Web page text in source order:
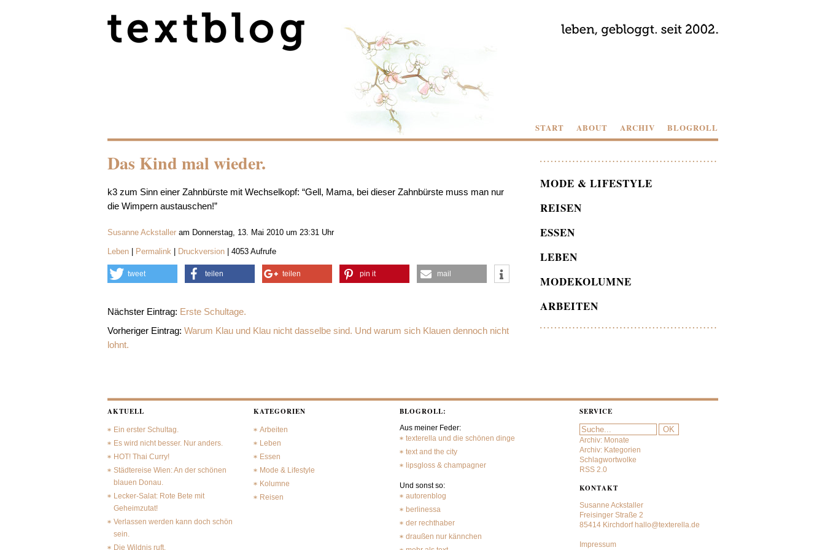
START ABOUT ARCHIV BLOGROLL
Das Kind mal wieder.
k3 zum Sinn einer Zahnbürste mit Wechselkopf: “Gell, Mama, bei dieser Zahnbürste muss man nur
die Wimpern austauschen!”
Susanne Ackstalleram Donnerstag, 13. Mai 2010 um 23:31 Uhr
Leben Permalink| Druckversion| 4053 Aufrufe
tweet teilen teilen pin it mail
Nächster Eintrag: Erste Schultage.
Vorheriger Eintrag: Warum Klau und Klau nicht dasselbe sind. Und warum sich Klauen dennoch nicht
lohnt.
MODE & LIFESTYLE
REISEN
ESSEN
LEBEN
MODEKOLUMNE
ARBEITEN
AKTUELL
Ein erster Schultag.
Es wird nicht besser. Nur anders.
HOT! Thai Curry!
Städtereise Wien: An der schönen
blauen Donau.
Lecker-Salat: Rote Bete mit
Geheimzutat!
Verlassen werden kann doch schön
sein.
Die Wildnis ruft.
KATEGORIEN
Arbeiten
Leben
Essen
Mode & Lifestyle
Kolumne
Reisen
BLOGROLL:
Aus meiner Feder:
texterella und die schönen dinge
text and the city
lipsgloss & champagner
Und sonst so:
autorenblog
berlinessa
der rechthaber
draußen nur kännchen
SERVICE
Archiv: Monate
Archiv: Kategorien
Schlagwortwolke
RSS 2.0
KONTAKT
Susanne Ackstaller
Freisinger Straße 2
85414 Kirchdorf hallo@texterella.de
Impressum